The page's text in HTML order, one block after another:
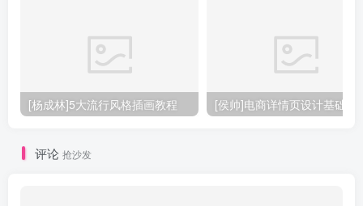
[杨成林]5大流行风格插画教程 [侯帅]电商详情页设计基础
评论 抢沙发